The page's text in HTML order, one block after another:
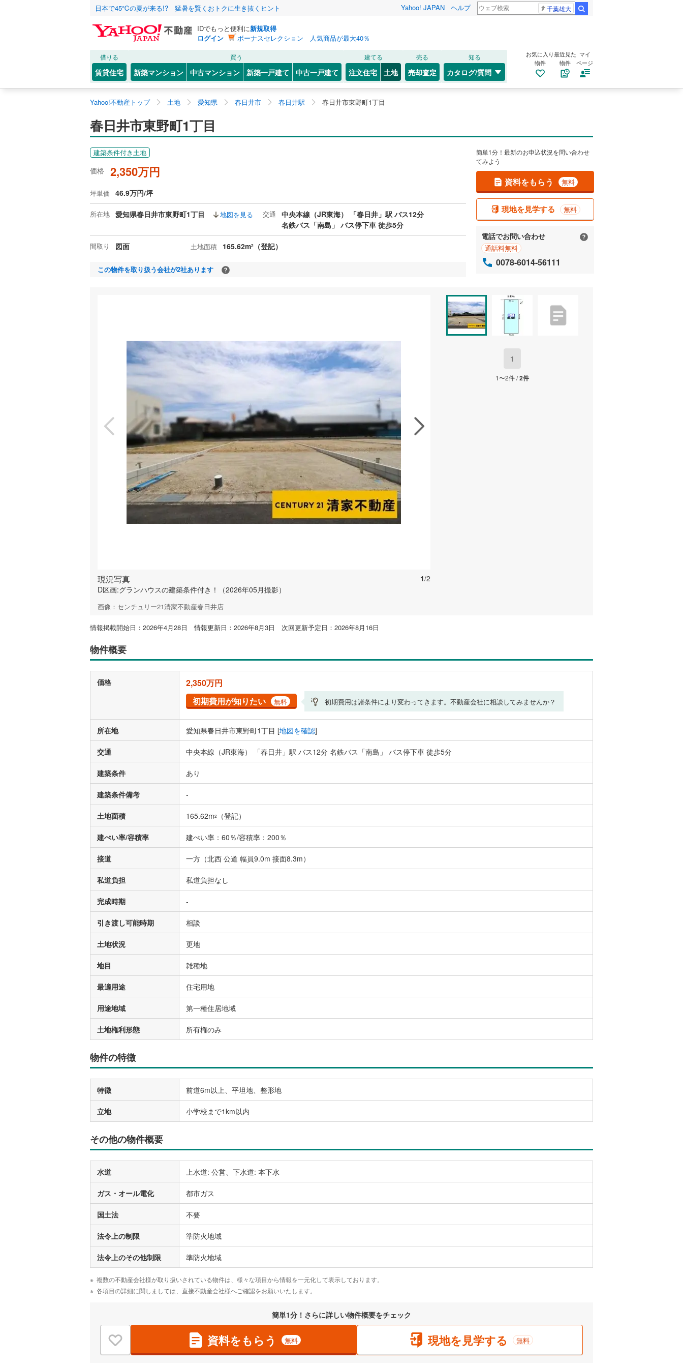
日本で45℃の夏が来る!? 猛暑を賢くおトクに生き抜くヒント Yahoo! JAPAN ヘルプ 千葉雄大
IDでもっと便利に新規取得
ログイン
ボーナスセレクション 人気商品が最大40％
借りる
賃貸住宅
買う
新築マンション 中古マンション 新築一戸建て 中古一戸建て
建てる
注文住宅 土地
売る
売却査定
知る
カタログ/質問
お気に入り
物件
最近見た
物件
マイ
ページ
Yahoo!不動産トップ 土地 愛知県 春日井市 春日井駅 春日井市東野町1丁目
春日井市東野町1丁目
建築条件付き土地
価格 2,350万円
坪単価 46.9万円/坪
所在地 愛知県春日井市東野町1丁目 地図を見る 交通
中央本線（JR東海） 「春日井」駅 バス12分
名鉄バス「南島」 バス停下車 徒歩5分
間取り 図面 土地面積 165.62m2 （登記）
この物件を取り扱う会社が2社あります
簡単1分！最新のお申込状況を問い合わせ
てみよう
資料をもらう 無料
現地を見学する 無料
電話でお問い合わせ
通話料無料
0078-6014-56111
資料をもらう 無料
現地を見学する
特徴の似た物件を見る
お気に入りに追加する
1/2
現況写真
D区画:グランハウスの建築条件付き！（2026年05月撮影）
1
1〜2件 /2件
画像：センチュリー21清家不動産春日井店
情報掲載開始日：2026年4月28日 情報更新日：2026年8月3日 次回更新予定日：2026年8月16日
物件概要
価格
2,350万円
初期費用が知りたい
無料 初期費用は諸条件により変わってきます。不動産会社に相談してみませんか？
所在地 愛知県春日井市東野町1丁目 [地図を確認]
交通 中央本線（JR東海） 「春日井」駅 バス12分 名鉄バス「南島」 バス停下車 徒歩5分
建築条件 あり
建築条件備考 -
土地面積 165.62m2 （登記）
建ぺい率/容積率 建ぺい率：60％/容積率：200％
接道 一方（北西 公道 幅員9.0m 接面8.3m）
私道負担 私道負担なし
完成時期 -
引き渡し可能時期 相談
土地状況 更地
地目 雑種地
最適用途 住宅用地
用途地域 第一種住居地域
土地権利形態 所有権のみ
物件の特徴
特徴 前道6m以上、平坦地、整形地
立地 小学校まで1km以内
その他の物件概要
水道 上水道: 公営、下水道: 本下水
ガス・オール電化 都市ガス
国土法 不要
法令上の制限 準防火地域
法令上のその他制限 準防火地域
複数の不動産会社様が取り扱いされている物件は、様々な項目から情報を一元化して表示しております。
各項目の詳細に関しましては、直接不動産会社様へご確認をお願いいたします。
簡単1分！さらに詳しい物件概要をチェック
資料をもらう 無料 現地を見学する 無料